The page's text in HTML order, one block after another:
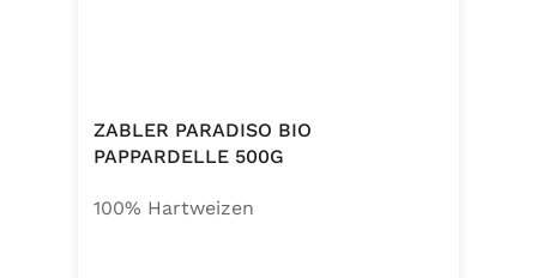
ZABLER PARADISO BIO
PAPPARDELLE 500G
100% Hartweizen